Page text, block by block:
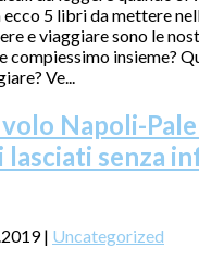
ecco 5 libri da mettere
e viaggiare sono le
compiessimo insieme?
Ve...
Napoli-
lasciati senza
| Uncategorized